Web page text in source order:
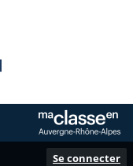
Se connecter